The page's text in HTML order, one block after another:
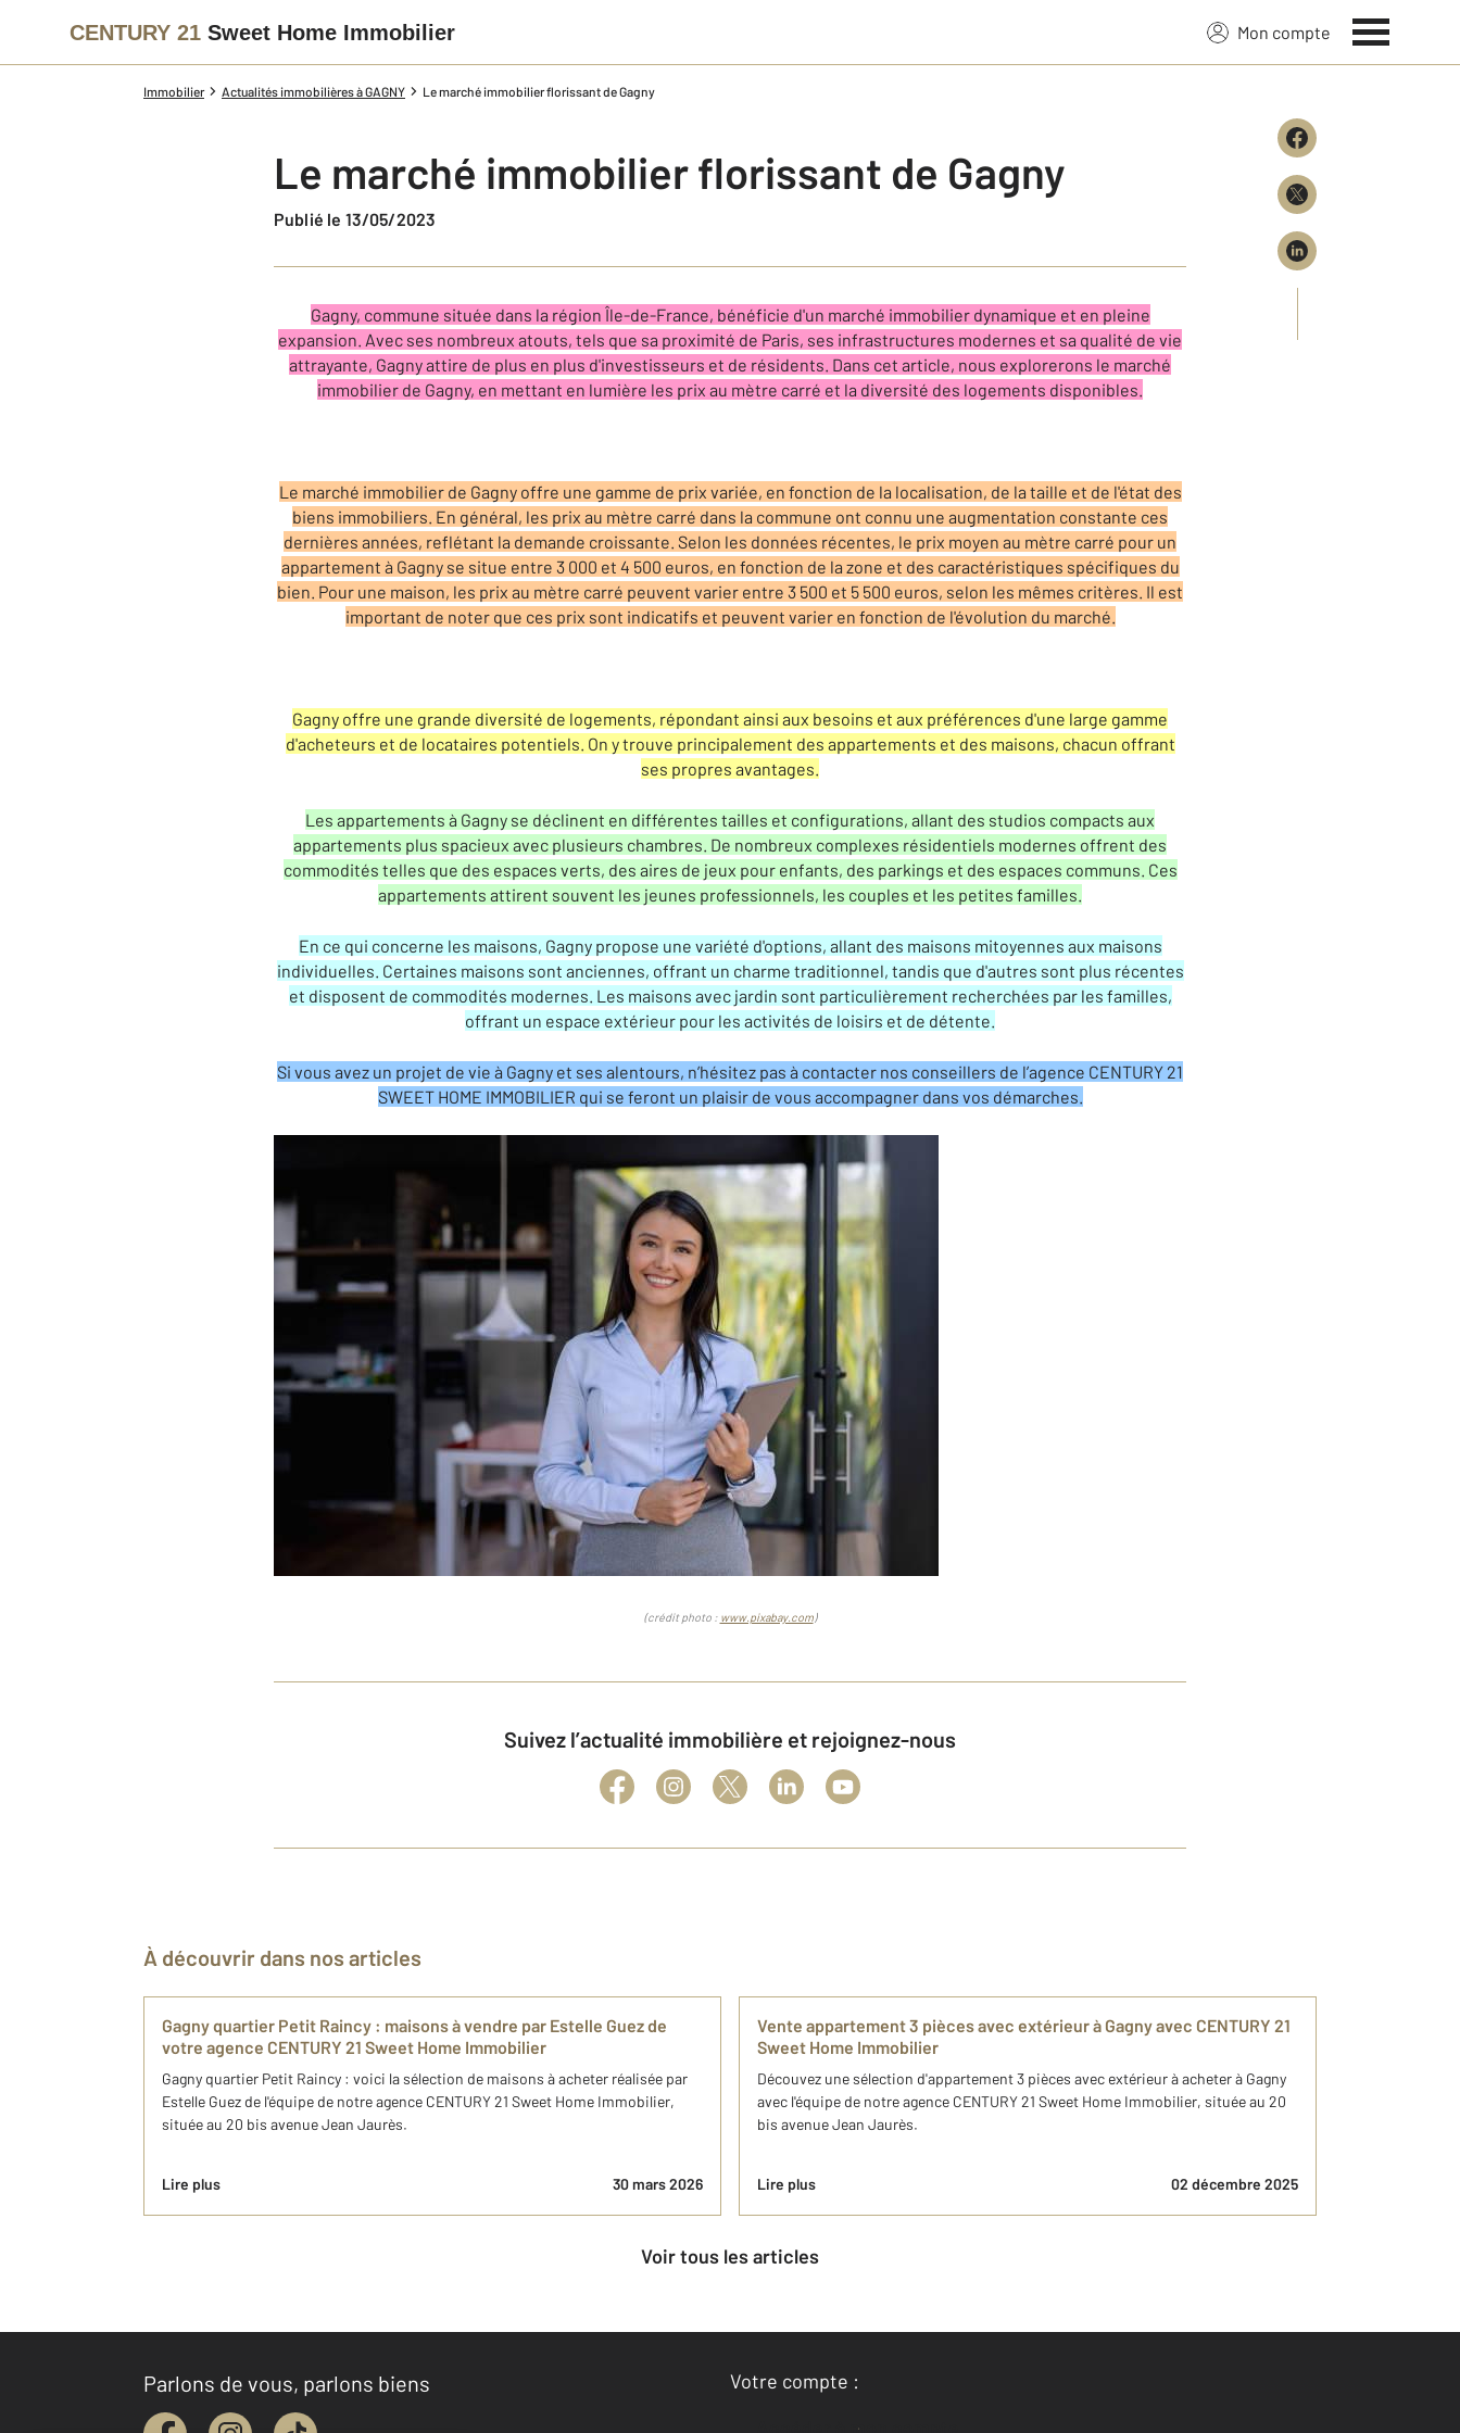
CENTURY 21 Sweet Home Immobilier Mon compte
Immobilier Actualités immobilières à GAGNY Le marché immobilier florissant de Gagny
Le marché immobilier florissant de Gagny
Publié le 13/05/2023
Gagny, commune située dans la région Île-de-France, bénéficie d'un marché immobilier dynamique et en pleine
expansion. Avec ses nombreux atouts, tels que sa proximité de Paris, ses infrastructures modernes et sa qualité de vie
attrayante, Gagny attire de plus en plus d'investisseurs et de résidents. Dans cet article, nous explorerons le marché
immobilier de Gagny, en mettant en lumière les prix au mètre carré et la diversité des logements disponibles.
Le marché immobilier de Gagny offre une gamme de prix variée, en fonction de la localisation, de la taille et de l'état des
biens immobiliers. En général, les prix au mètre carré dans la commune ont connu une augmentation constante ces
dernières années, reflétant la demande croissante. Selon les données récentes, le prix moyen au mètre carré pour un
appartement à Gagny se situe entre 3 000 et 4 500 euros, en fonction de la zone et des caractéristiques spécifiques du
bien. Pour une maison, les prix au mètre carré peuvent varier entre 3 500 et 5 500 euros, selon les mêmes critères. Il est
important de noter que ces prix sont indicatifs et peuvent varier en fonction de l'évolution du marché.
Gagny offre une grande diversité de logements, répondant ainsi aux besoins et aux préférences d'une large gamme
d'acheteurs et de locataires potentiels. On y trouve principalement des appartements et des maisons, chacun offrant
ses propres avantages.
Les appartements à Gagny se déclinent en différentes tailles et configurations, allant des studios compacts aux
appartements plus spacieux avec plusieurs chambres. De nombreux complexes résidentiels modernes offrent des
commodités telles que des espaces verts, des aires de jeux pour enfants, des parkings et des espaces communs. Ces
appartements attirent souvent les jeunes professionnels, les couples et les petites familles.
En ce qui concerne les maisons, Gagny propose une variété d'options, allant des maisons mitoyennes aux maisons
individuelles. Certaines maisons sont anciennes, offrant un charme traditionnel, tandis que d'autres sont plus récentes
et disposent de commodités modernes. Les maisons avec jardin sont particulièrement recherchées par les familles,
offrant un espace extérieur pour les activités de loisirs et de détente.
Si vous avez un projet de vie à Gagny et ses alentours, n’hésitez pas à contacter nos conseillers de l’agence CENTURY 21
SWEET HOME IMMOBILIER qui se feront un plaisir de vous accompagner dans vos démarches.
(crédit photo : www.pixabay.com)
Suivez l’actualité immobilière et rejoignez-nous
À découvrir dans nos articles
Gagny quartier Petit Raincy​ : maisons ​à vendre par Estelle Guez de
votre agence CENTURY 21 Sweet Home Immobilier
Gagny quartier Petit Raincy​ : voici la sélection de maisons ​à acheter réalisée par
Estelle Guez de l'équipe de notre agence CENTURY 21 Sweet Home Immobilier,
située au 20 bis avenue Jean Jaurès.
Lire plus 30 mars 2026
Vente appartement 3 pièces avec extérieur à Gagny avec CENTURY 21
Sweet Home Immobilier
Découvez une sélection d'appartement 3 pièces avec extérieur à acheter à Gagny
avec l'équipe de notre agence CENTURY 21 Sweet Home Immobilier, située au 20
bis avenue Jean Jaurès.
Lire plus 02 décembre 2025
Voir tous les articles
Parlons de vous, parlons biens
Votre compte :
Accéder à mon compte